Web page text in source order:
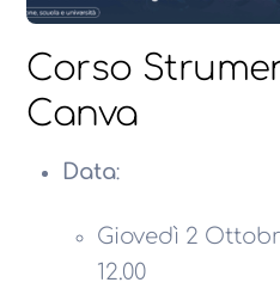
Corso
Canva
Data:
Giovedì 2
12.00